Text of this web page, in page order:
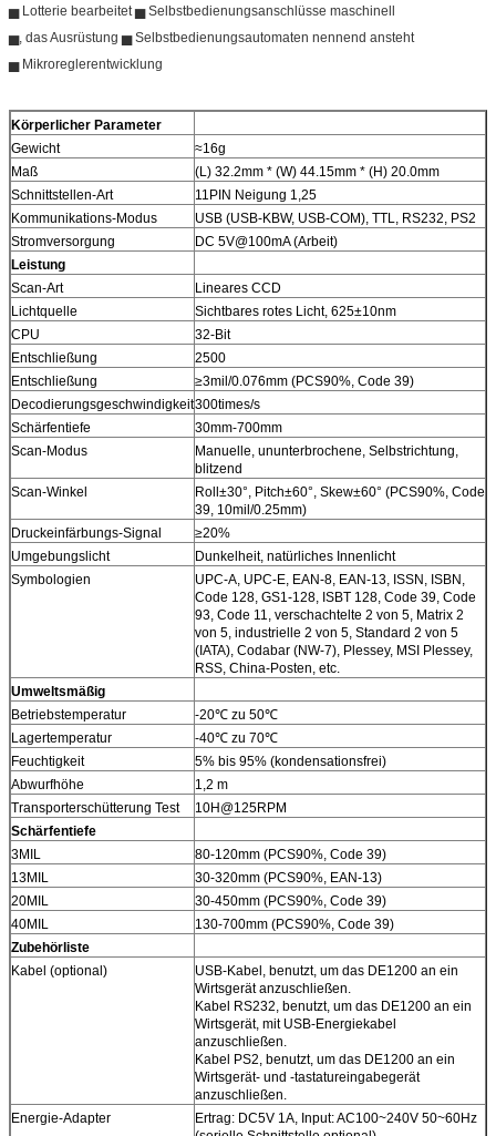
▅ Lotterie bearbeitet ▅ Selbstbedienungsanschlüsse maschinell
▅, das Ausrüstung ▅ Selbstbedienungsautomaten nennend ansteht
▅ Mikroreglerentwicklung
Körperlicher Parameter
Gewicht
≈16g
Maß
(L) 32.2mm * (W) 44.15mm * (H) 20.0mm
Schnittstellen-Art
11PIN Neigung 1,25
Kommunikations-Modus
USB (USB-KBW, USB-COM), TTL, RS232, PS2
Stromversorgung
DC 5V@100mA (Arbeit)
Leistung
Scan-Art
Lineares CCD
Lichtquelle
Sichtbares rotes Licht, 625±10nm
CPU
32-Bit
Entschließung
2500
Entschließung
≥3mil/0.076mm (PCS90%, Code 39)
Decodierungsgeschwindigkeit300times/s
Schärfentiefe
30mm-700mm
Scan-Modus
Manuelle, ununterbrochene, Selbstrichtung,
blitzend
Scan-Winkel
Roll±30°, Pitch±60°, Skew±60° (PCS90%, Code
39, 10mil/0.25mm)
Druckeinfärbungs-Signal
≥20%
Umgebungslicht
Dunkelheit, natürliches Innenlicht
Symbologien
UPC-A, UPC-E, EAN-8, EAN-13, ISSN, ISBN,
Code 128, GS1-128, ISBT 128, Code 39, Code
93, Code 11, verschachtelte 2 von 5, Matrix 2
von 5, industrielle 2 von 5, Standard 2 von 5
(IATA), Codabar (NW-7), Plessey, MSI Plessey,
RSS, China-Posten, etc.
Umweltsmäßig
Betriebstemperatur
-20℃ zu 50℃
Lagertemperatur
-40℃ zu 70℃
Feuchtigkeit
5% bis 95% (kondensationsfrei)
Abwurfhöhe
1,2 m
Transporterschütterung Test
10H@125RPM
Schärfentiefe
3MIL
80-120mm (PCS90%, Code 39)
13MIL
30-320mm (PCS90%, EAN-13)
20MIL
30-450mm (PCS90%, Code 39)
40MIL
130-700mm (PCS90%, Code 39)
Zubehörliste
Kabel (optional)
USB-Kabel, benutzt, um das DE1200 an ein
Wirtsgerät anzuschließen.
Kabel RS232, benutzt, um das DE1200 an ein
Wirtsgerät, mit USB-Energiekabel
anzuschließen.
Kabel PS2, benutzt, um das DE1200 an ein
Wirtsgerät- und -tastatureingabegerät
anzuschließen.
Energie-Adapter
Ertrag: DC5V 1A, Input: AC100~240V 50~60Hz